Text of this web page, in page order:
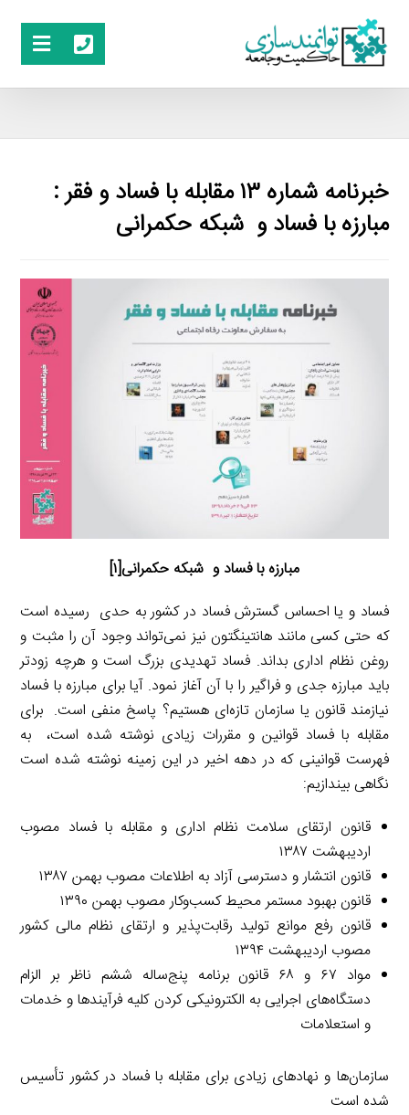
خبرنامه شماره ۱۳ مقابله با فساد و فقر :
مبارزه با فساد و شبکه حکمرانی
مبارزه با فساد و شبکه حکمرانی[۱]
فساد و یا احساس گسترش فساد در کشور به حدی رسیده است
که حتی کسی مانند هانتینگتون نیز نمی‌تواند وجود آن را مثبت و
روغن نظام اداری بداند. فساد تهدیدی بزرگ است و هرچه زودتر
باید مبارزه جدی و فراگیر را با آن آغاز نمود. آیا برای مبارزه با فساد
نیازمند قانون یا سازمان تازه‌ای هستیم؟ پاسخ منفی است. برای
مقابله با فساد قوانین و مقررات زیادی نوشته شده است، به
فهرست قوانینی که در دهه اخیر در این زمینه نوشته شده است
نگاهی بیندازیم:
قانون ارتقای سلامت نظام اداری و مقابله با فساد مصوب
اردیبهشت ۱۳۸۷
قانون انتشار و دسترسی آزاد به اطلاعات مصوب بهمن ۱۳۸۷
قانون بهبود مستمر محیط کسب‌وکار مصوب بهمن ۱۳۹۰
قانون رفع موانع تولید رقابت‌پذیر و ارتقای نظام مالی کشور
مصوب اردیبهشت ۱۳۹۴
مواد ۶۷ و ۶۸ قانون برنامه پنج‌ساله ششم ناظر بر الزام
دستگاه‌های اجرایی به الکترونیکی کردن کلیه فرآیندها و خدمات
و استعلامات
سازمان‌ها و نهادهای زیادی برای مقابله با فساد در کشور تأسیس
شده است